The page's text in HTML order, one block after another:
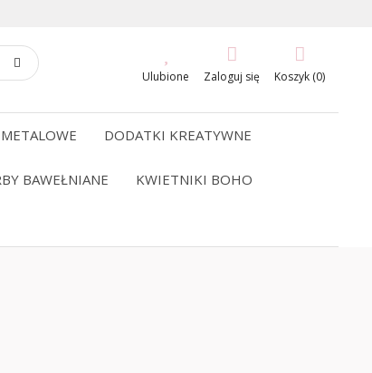
Ulubione Zaloguj się Koszyk (0)
DODATKI KREATYWNE
BAWEŁNIANE KWIETNIKI BOHO